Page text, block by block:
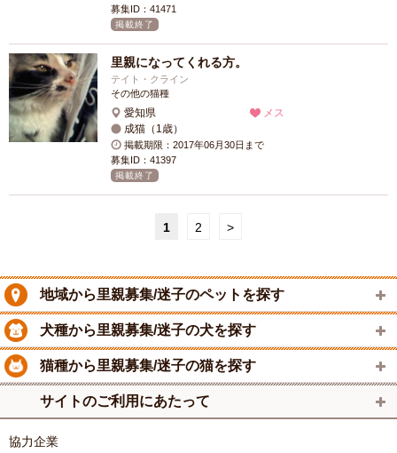
募集ID：41471
掲載終了
里親になってくれる方。
テイト・クライン
その他の猫種
愛知県
メス
成猫（1歳）
掲載期限：2017年06月30日まで
募集ID：41397
掲載終了
1 2 >
地域から里親募集/迷子のペットを探す
犬種から里親募集/迷子の犬を探す
猫種から里親募集/迷子の猫を探す
サイトのご利用にあたって
協力企業